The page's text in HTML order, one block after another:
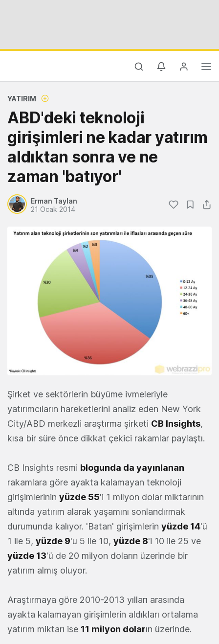
YATIRIM
ABD'deki teknoloji
girişimleri ne kadar yatırım
aldıktan sonra ve ne
zaman 'batıyor'
Erman Taylan
21 Ocak 2014
Şirket ve sektörlerin büyüme ivmeleriyle
yatırımcıların hareketlerini analiz eden New York
City/ABD merkezli araştırma şirketi CB Insights,
kısa bir süre önce dikkat çekici rakamlar paylaştı.
CB Insights resmi blogunda da yayınlanan
rakamlara göre ayakta kalamayan teknoloji
girişimlerinin yüzde 55'i 1 milyon dolar miktarının
altında yatırım alarak yaşamını sonlandırmak
durumunda kalıyor. 'Batan' girişimlerin yüzde 14'ü
1 ile 5, yüzde 9'u 5 ile 10, yüzde 8'i 10 ile 25 ve
yüzde 13'ü de 20 milyon doların üzerinde bir
yatırım almış oluyor.
Araştırmaya göre 2010-2013 yılları arasında
ayakta kalamayan girişimlerin aldıkları ortalama
yatırım miktarı ise 11 milyon doların üzerinde.